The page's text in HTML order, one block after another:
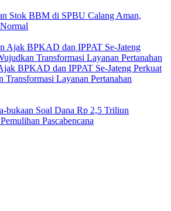
Stok BBM di SPBU Calang Aman,
BPKAD dan IPPAT Se-Jateng Perkuat
Transformasi Layanan Pertanahan
bukaan Soal Dana Rp 2,5 Triliun
Pascabencana